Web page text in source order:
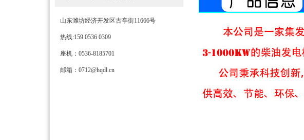
山东潍坊经济开发区古亭街11666号
热线:159 0536 0309
座机：0536-8185701
邮箱：0712@hqdl.cn